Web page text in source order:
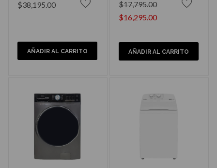
$38,195.00
AÑADIR AL CARRITO
$16,295.00
$17,795.00
AÑADIR AL CARRITO